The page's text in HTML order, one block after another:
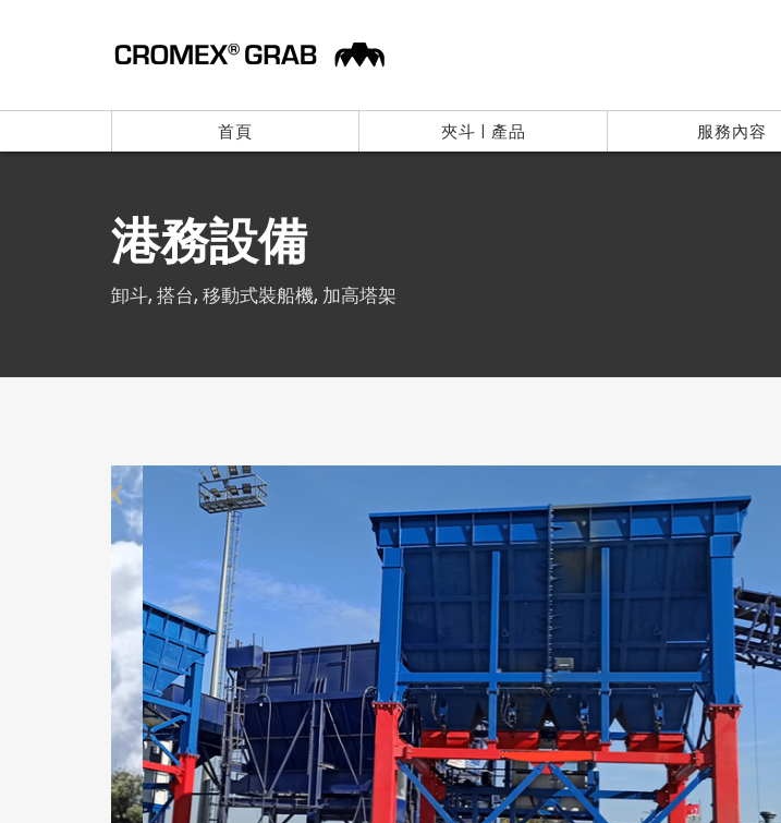
首頁 夾斗 | 產品 服務內容
港務設備
卸斗, 搭台, 移動式裝船機, 加高塔架